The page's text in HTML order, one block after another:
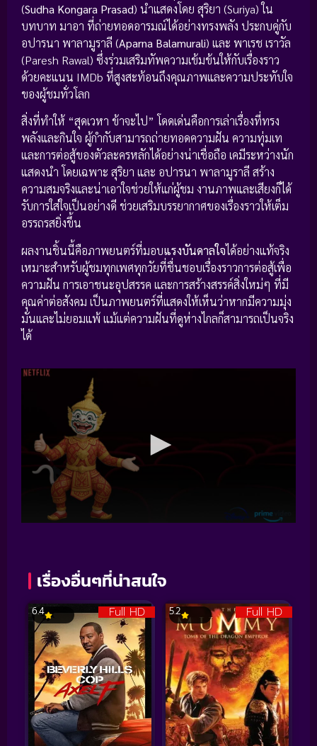
(Sudha Kongara Prasad) นำแสดงโดย สุริยา (Suriya) ใน
บทบาท มาอา ที่ถ่ายทอดอารมณ์ได้อย่างทรงพลัง ประกบคู่กับ
อปารนา พาลามูราลี (Aparna Balamurali) และ พาเรช เราวัล
(Paresh Rawal) ซึ่งร่วมเสริมทัพความเข้มข้นให้กับเรื่องราว
ด้วยคะแนน IMDb ที่สูงสะท้อนถึงคุณภาพและความประทับใจ
ของผู้ชมทั่วโลก
สิ่งที่ทำให้ “สุดเวหา ข้าจะไป” โดดเด่นคือการเล่าเรื่องที่ทรง
พลังและกินใจ ผู้กำกับสามารถถ่ายทอดความฝัน ความทุ่มเท
และการต่อสู้ของตัวละครหลักได้อย่างน่าเชื่อถือ เคมีระหว่างนัก
แสดงนำ โดยเฉพาะ สุริยา และ อปารนา พาลามูราลี สร้าง
ความสมจริงและน่าเอาใจช่วยให้แก่ผู้ชม งานภาพและเสียงก็ได้
รับการใส่ใจเป็นอย่างดี ช่วยเสริมบรรยากาศของเรื่องราวให้เต็ม
อรรถรสยิ่งขึ้น
ผลงานชิ้นนี้คือภาพยนตร์ที่มอบแรงบันดาลใจได้อย่างแท้จริง
เหมาะสำหรับผู้ชมทุกเพศทุกวัยที่ชื่นชอบเรื่องราวการต่อสู้เพื่อ
ความฝัน การเอาชนะอุปสรรค และการสร้างสรรค์สิ่งใหม่ๆ ที่มี
คุณค่าต่อสังคม เป็นภาพยนตร์ที่แสดงให้เห็นว่าหากมีความมุ่ง
มั่นและไม่ยอมแพ้ แม้แต่ความฝันที่ดูห่างไกลก็สามารถเป็นจริง
ได้
เรื่องอื่นๆที่น่าสนใจ
Full HD
6.4 Full HD
5.2